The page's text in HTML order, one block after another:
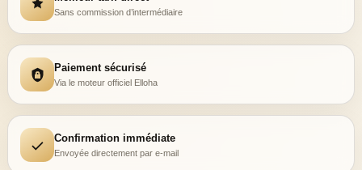
9h00 — 16h00
SERVICE DU MIDI
SERVICE DU SOIR
Restaurant fermé le dimanche soir et le lundi.
FRANÇAIS
Sans commission d’intermédiaire
Paiement sécurisé
Via le moteur officiel Elloha
Confirmation immédiate
Envoyée directement par e-mail